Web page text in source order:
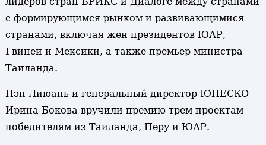
с формирующимся рынком и развивающимися
странами, включая жен президентов ЮАР,
Гвинеи и Мексики, а также премьер-министра
Таиланда.
Пэн Лиюань и генеральный директор ЮНЕСКО
Ирина Бокова вручили премию трем проектам-
победителям из Таиланда, Перу и ЮАР.